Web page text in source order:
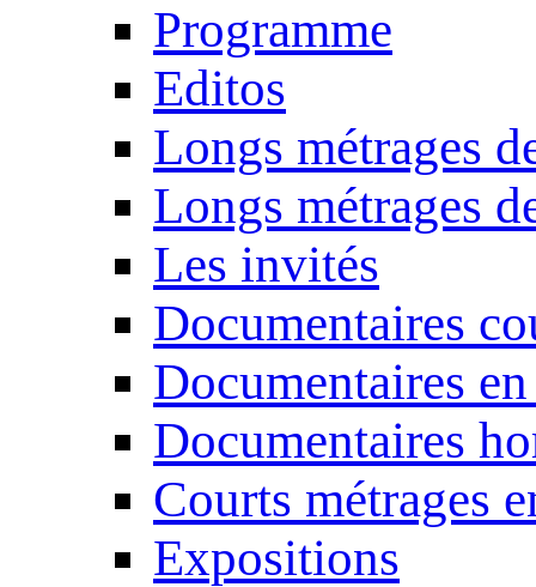
Programme
Editos
Longs métrages
Longs métrages
Les invités
Documentaires
Documentaires
Documentaires
Courts métrages
Expositions